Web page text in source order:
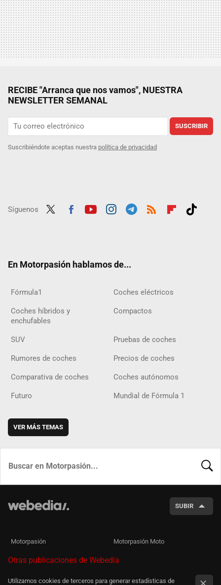
RECIBE "Arranca que nos vamos", NUESTRA
NEWSLETTER SEMANAL
SUSCRIBIR
Suscribiéndote aceptas nuestra política de privacidad
Síguenos
En Motorpasión hablamos de...
Fórmula1 Coches eléctricos
Coches híbridos y
enchufables
Compactos
SUV Pruebas de coches
Rumores de coches Precios de coches
Comparativa de coches Coches autónomos
Futuro Mundial de Fórmula 1
VER MÁS TEMAS
SUBIR
Motorpasión Motorpasión Moto
Otras publicaciones de Webedia
Utilizamos cookies de terceros para generar estadísticas de